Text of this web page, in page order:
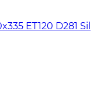
ET120 D281 Sil